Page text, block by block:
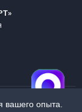
опыта.